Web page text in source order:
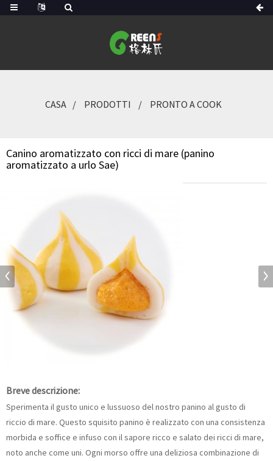
CASA PRODOTTI PRONTO A COOK
Canino aromatizzato con ricci di mare (panino
aromatizzato a urlo Sae)
Breve descrizione:
Sperimenta il gusto unico e lussuoso del nostro panino al gusto di
riccio di mare. Questo squisito panino è realizzato con una consistenza
morbida e soffice e infuso con il sapore ricco e salato dei ricci di mare,
noto anche come uni. Ogni morso offre una deliziosa combinazione di